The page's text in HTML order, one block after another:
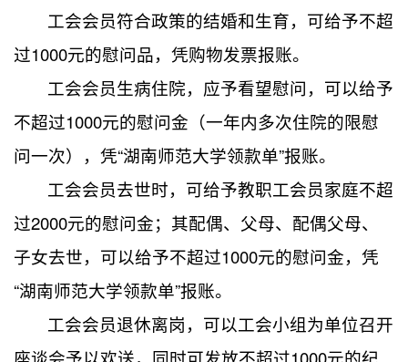
工会会员符合政策的结婚和生育，可给予不超
过1000元的慰问品，凭购物发票报账。
工会会员生病住院，应予看望慰问，可以给予
不超过1000元的慰问金（一年内多次住院的限慰
问一次），凭“湖南师范大学领款单”报账。
工会会员去世时，可给予教职工会员家庭不超
过2000元的慰问金；其配偶、父母、配偶父母、
子女去世，可以给予不超过1000元的慰问金，凭
“湖南师范大学领款单”报账。
工会会员退休离岗，可以工会小组为单位召开